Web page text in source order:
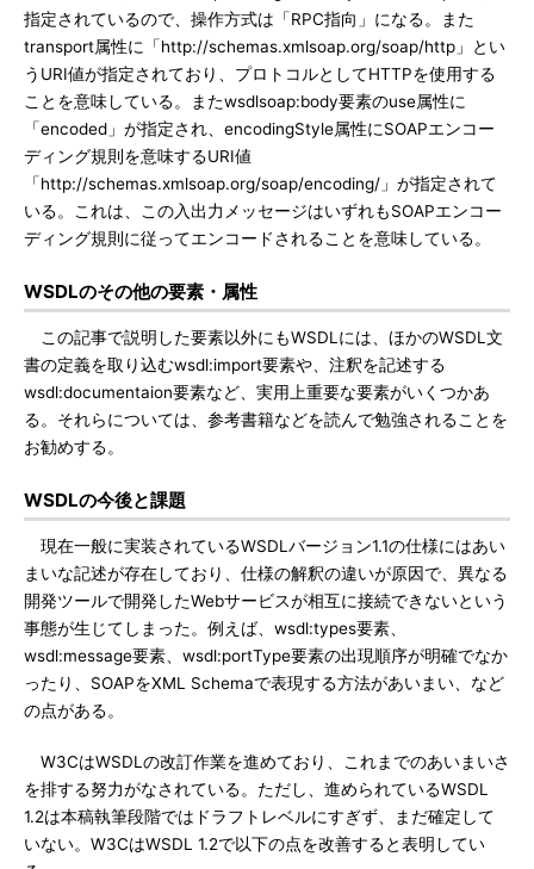
指定されているので、操作方式は「RPC指向」になる。また
transport属性に「http://schemas.xmlsoap.org/soap/http」とい
うURI値が指定されており、プロトコルとしてHTTPを使用する
ことを意味している。またwsdlsoap:body要素のuse属性に
「encoded」が指定され、encodingStyle属性にSOAPエンコー
ディング規則を意味するURI値
「http://schemas.xmlsoap.org/soap/encoding/」が指定されて
いる。これは、この入出力メッセージはいずれもSOAPエンコー
ディング規則に従ってエンコードされることを意味している。
WSDLのその他の要素・属性
この記事で説明した要素以外にもWSDLには、ほかのWSDL文
書の定義を取り込むwsdl:import要素や、注釈を記述する
wsdl:documentaion要素など、実用上重要な要素がいくつかあ
る。それらについては、参考書籍などを読んで勉強されることを
お勧めする。
WSDLの今後と課題
現在一般に実装されているWSDLバージョン1.1の仕様にはあい
まいな記述が存在しており、仕様の解釈の違いが原因で、異なる
開発ツールで開発したWebサービスが相互に接続できないという
事態が生じてしまった。例えば、wsdl:types要素、
wsdl:message要素、wsdl:portType要素の出現順序が明確でなか
ったり、SOAPをXML Schemaで表現する方法があいまい、など
の点がある。
W3CはWSDLの改訂作業を進めており、これまでのあいまいさ
を排する努力がなされている。ただし、進められているWSDL
1.2は本稿執筆段階ではドラフトレベルにすぎず、まだ確定して
いない。W3CはWSDL 1.2で以下の点を改善すると表明してい